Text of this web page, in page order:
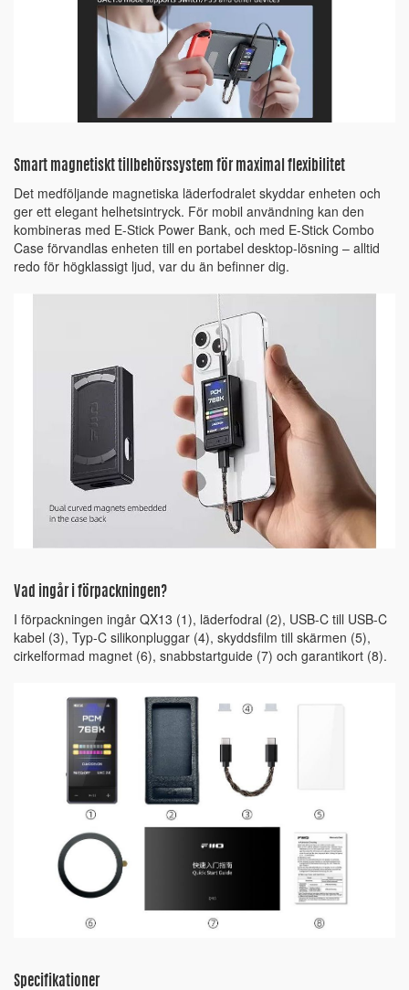
Smart magnetiskt tillbehörssystem för maximal flexibilitet
Det medföljande magnetiska läderfodralet skyddar enheten och
ger ett elegant helhetsintryck. För mobil användning kan den
kombineras med E-Stick Power Bank, och med E-Stick Combo
Case förvandlas enheten till en portabel desktop-lösning – alltid
redo för högklassigt ljud, var du än befinner dig.
Vad ingår i förpackningen?
I förpackningen ingår QX13 (1), läderfodral (2), USB-C till USB-C
kabel (3), Typ-C silikonpluggar (4), skyddsfilm till skärmen (5),
cirkelformad magnet (6), snabbstartguide (7) och garantikort (8).
Specifikationer